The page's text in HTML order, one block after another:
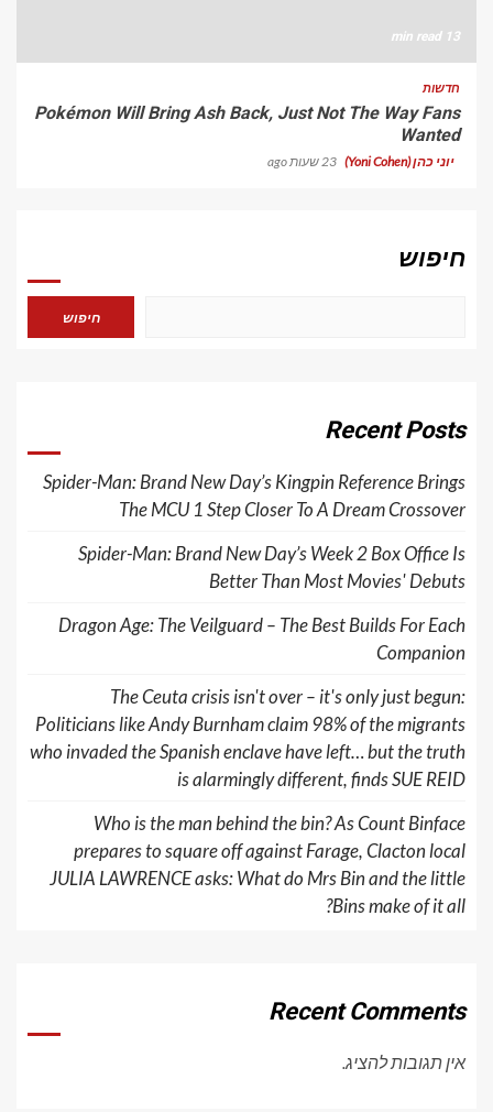
13 min read
חדשות
Pokémon Will Bring Ash Back, Just Not The Way Fans
Wanted
יוני כהן (Yoni Cohen) 23 שעות ago
חיפוש
חיפוש
Recent Posts
Spider-Man: Brand New Day’s Kingpin Reference Brings
The MCU 1 Step Closer To A Dream Crossover
Spider-Man: Brand New Day’s Week 2 Box Office Is
Better Than Most Movies' Debuts
Dragon Age: The Veilguard – The Best Builds For Each
Companion
The Ceuta crisis isn't over – it's only just begun:
Politicians like Andy Burnham claim 98% of the migrants
who invaded the Spanish enclave have left… but the truth
is alarmingly different, finds SUE REID
Who is the man behind the bin? As Count Binface
prepares to square off against Farage, Clacton local
JULIA LAWRENCE asks: What do Mrs Bin and the little
Bins make of it all?
Recent Comments
אין תגובות להציג.